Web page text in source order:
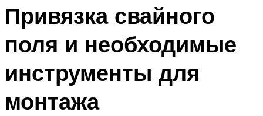
Привязка свайного
поля и необходимые
инструменты для
монтажа